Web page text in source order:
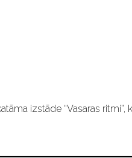
izstāde “Vasaras ritmi”,